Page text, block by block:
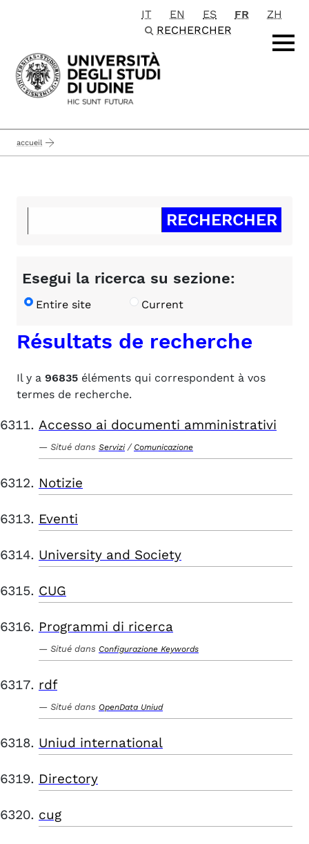
Passa al contenuto principale
IT EN ES FR
ZH
RECHERCHER
accueil
Esegui la ricerca su sezione:
Entire site Current
Résultats de recherche
Il y a 96835 éléments qui correspondent à vos
termes de recherche.
Accesso ai documenti amministrativi
Situé dans Servizi / Comunicazione
Notizie
Eventi
University and Society
CUG
Programmi di ricerca
Situé dans Configurazione Keywords
rdf
Situé dans OpenData Uniud
Uniud international
Directory
cug